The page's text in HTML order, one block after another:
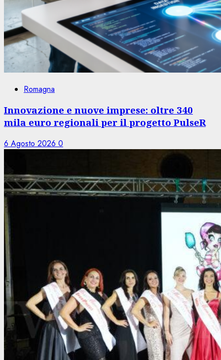
Romagna
Innovazione e nuove imprese: oltre 340
mila euro regionali per il progetto PulseR
6 Agosto 2026 0